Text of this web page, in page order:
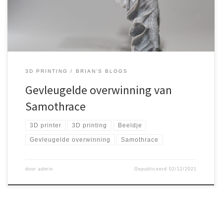
Nadat ik dit beeldje had geprint in […]
3D PRINTING BRIAN'S BLOGS
Gevleugelde overwinning van
Samothrace
3D printer 3D printing Beeldje
Gevleugelde overwinning Samothrace
door admin Gepubliceerd02/12/2021